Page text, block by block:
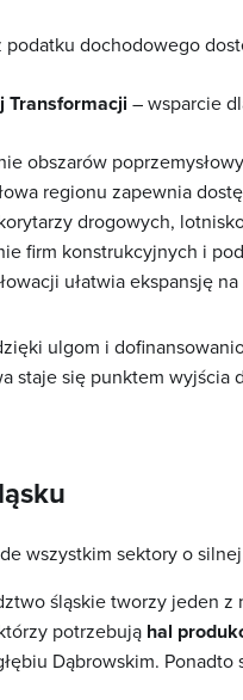
dochodowego
Transformacji – wsparcie
obszarów
regionu zapewnia
drogowych,
firm konstrukcyjnych i
ułatwia ekspansję
ulgom i
staje się punktem wyjścia
wszystkim sektory o
śląskie tworzy jeden
potrzebują hal
Dąbrowskim. Ponadto